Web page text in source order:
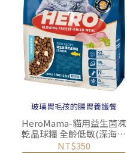
玻璃胃毛孩的腸胃養護餐
HeroMama-貓用益生菌凍
乾晶球糧 全齡低敏(深海鱈
魚)
NT$350